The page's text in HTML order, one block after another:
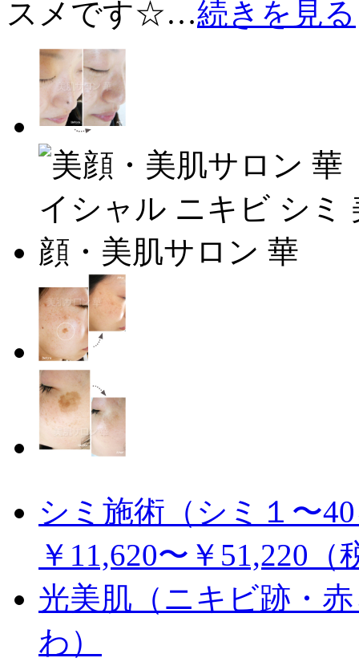
スメです☆…続きを見る
シミ施術（シミ１〜
￥11,620〜￥51,220
光美肌（ニキビ跡・
わ）